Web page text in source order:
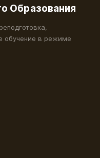
Образования
обучение в режиме